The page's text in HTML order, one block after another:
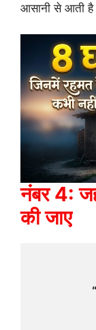
आसानी से आती
नंबर 4:
की जाए